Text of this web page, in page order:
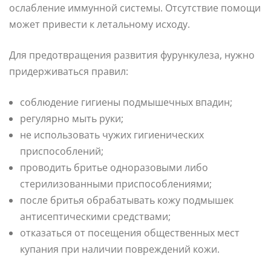
ослабление иммунной системы. Отсутствие помощи
может привести к летальному исходу.
Для предотвращения развития фурункулеза, нужно
придерживаться правил:
соблюдение гигиены подмышечных впадин;
регулярно мыть руки;
не использовать чужих гигиенических
приспособлений;
проводить бритье одноразовыми либо
стерилизованными приспособлениями;
после бритья обрабатывать кожу подмышек
антисептическими средствами;
отказаться от посещения общественных мест
купания при наличии повреждений кожи.